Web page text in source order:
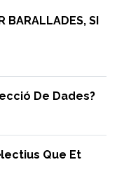
BARALLADES, SI
De Dades?
Que Et